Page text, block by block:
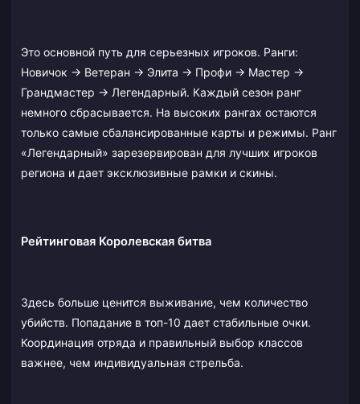
Это основной путь для серьезных игроков. Ранги:
Новичок → Ветеран → Элита → Профи → Мастер →
Грандмастер → Легендарный. Каждый сезон ранг
немного сбрасывается. На высоких рангах остаются
только самые сбалансированные карты и режимы. Ранг
«Легендарный» зарезервирован для лучших игроков
региона и дает эксклюзивные рамки и скины.
Рейтинговая Королевская битва
Здесь больше ценится выживание, чем количество
убийств. Попадание в топ-10 дает стабильные очки.
Координация отряда и правильный выбор классов
важнее, чем индивидуальная стрельба.